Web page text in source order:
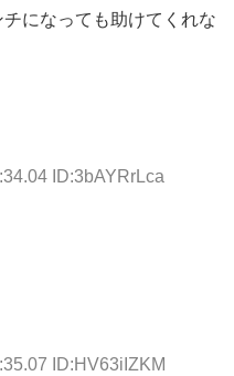
になっても助けてくれな
ID:3bAYRrLca
ID:HV63iIZKM